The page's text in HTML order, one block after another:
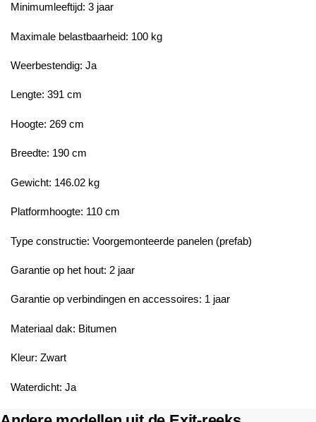
Minimumleeftijd: 3 jaar
Maximale belastbaarheid: 100 kg
Weerbestendig: Ja
Lengte: 391 cm
Hoogte: 269 cm
Breedte: 190 cm
Gewicht: 146.02 kg
Platformhoogte: 110 cm
Type constructie: Voorgemonteerde panelen (prefab)
Garantie op het hout: 2 jaar
Garantie op verbindingen en accessoires: 1 jaar
Materiaal dak: Bitumen
Kleur: Zwart
Waterdicht: Ja